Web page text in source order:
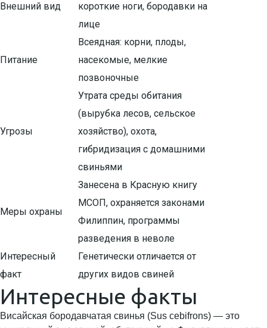
Внешний вид
короткие ноги, бородавки на
лице
Питание
Всеядная: корни, плоды,
насекомые, мелкие
позвоночные
Угрозы
Утрата среды обитания
(вырубка лесов, сельское
хозяйство), охота,
гибридизация с домашними
свиньями
Меры охраны
Занесена в Красную книгу
МСОП, охраняется законами
Филиппин, программы
разведения в неволе
Интересный
факт
Генетически отличается от
других видов свиней
Интересные факты
Висайская бородавчатая свинья (Sus cebifrons) — это